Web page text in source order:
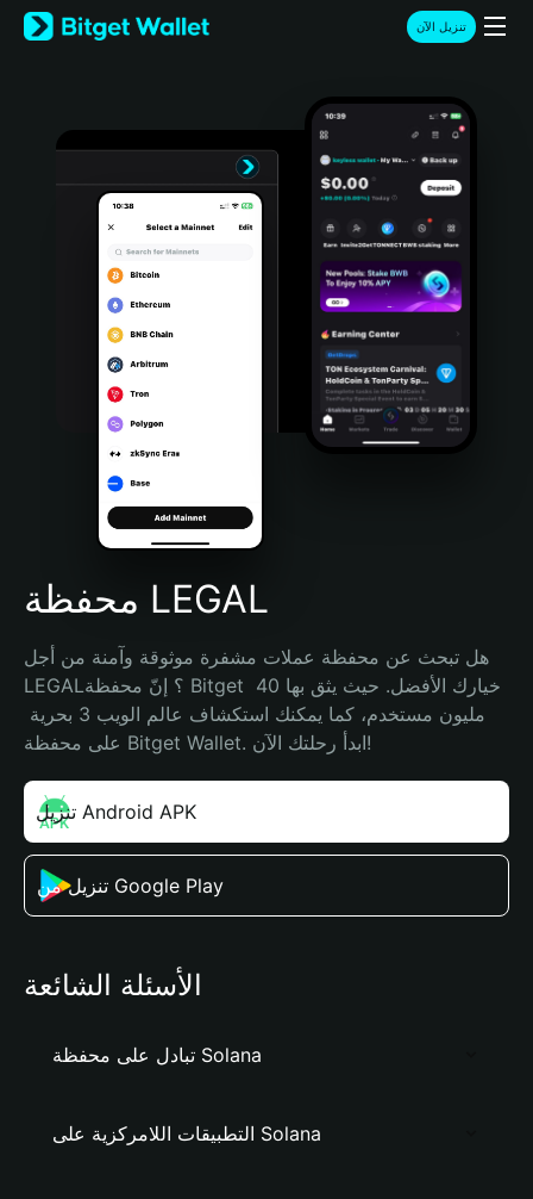
English
日本語
Türkçe
Português (Portugal)
Bahasa Indonesia
Português (Brasil)
Español (Argentina)
تنزيل الآن
محفظة LEGAL
هل تبحث عن محفظة عملات مشفرة موثوقة وآمنة من أجل
LEGAL؟ إنّ محفظة Bitget خيارك الأفضل. حيث يثق بها 40
على محفظة Bitget Wallet. ابدأ رحلتك الآن!
تنزيل Android APK
تنزيل من Google Play
الأسئلة الشائعة
تبادل على محفظة Solana
التطبيقات اللامركزية على Solana